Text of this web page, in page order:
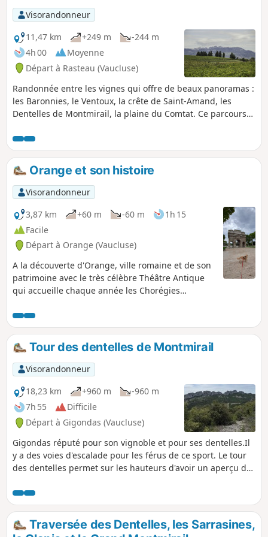
Visorandonneur
11,47 km
+249 m
-244 m
4h 00
Moyenne
Départ à Rasteau (Vaucluse)
Randonnée entre les vignes qui offre de beaux panoramas :
les Baronnies, le Ventoux, la crête de Saint-Amand, les
Dentelles de Montmirail, la plaine du Comtat. Ce parcours
les viticulteurs pour l'accès à leurs vignes). Dans cette
région, en période de sécheresse, les parcours forestiers
peuvent être interdits d'accès. Dans ce cas cette randonnée
reste accessible.
Orange et son histoire
Visorandonneur
3,87 km
+60 m -60 m
1h 15
Facile
Départ à Orange (Vaucluse)
A la découverte d'Orange, ville romaine et de son
patrimoine avec le très célèbre Théâtre Antique
qui accueille chaque année les Chorégies
Tour des dentelles de Montmirail
Visorandonneur
18,23 km
+960 m
-960 m
7h 55
Difficile
Départ à Gigondas (Vaucluse)
Gigondas réputé pour son vignoble et pour ses dentelles.Il
y a des voies d'escalade pour les férus de ce sport. Le tour
des dentelles permet sur les hauteurs d'avoir un aperçu de
Traversée des Dentelles, les Sarrasines,